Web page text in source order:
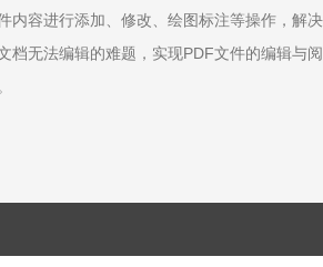
内容进行添加、修改、绘图标注等操作，解决
档无法编辑的难题，实现PDF文件的编辑与阅